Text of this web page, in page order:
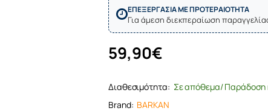
ΕΠΕΞΕΡΓΑΣΙΑ ΜΕ ΠΡΟΤΕΡΑΙΟΤΗΤΑ
Για άμεση διεκπεραίωση
Διαθεσιμότητα: Σε απόθεμα/ Παράδοση
Brand: BARKAN
59,90€